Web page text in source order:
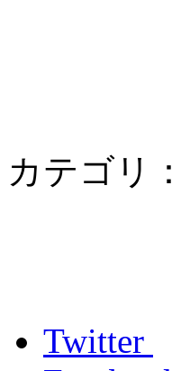
カテゴリ：
Twitter